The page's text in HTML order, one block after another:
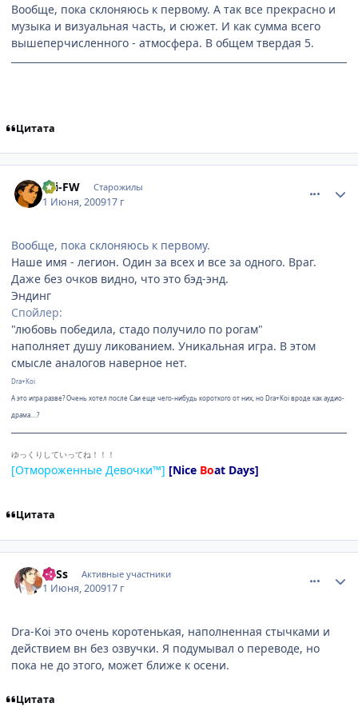
Вообще, пока склоняюсь к первому. А так все прекрасно и
музыка и визуальная часть, и сюжет. И как сумма всего
вышеперчисленного - атмосфера. В общем твердая 5.
Цитата
Fei-FW Старожилы
1 Июня, 200917 г
Вообще, пока склоняюсь к первому.
Наше имя - легион. Один за всех и все за одного. Враг.
Даже без очков видно, что это бэд-энд.
Эндинг
Спойлер:
"любовь победила, стадо получило по рогам"
наполняет душу ликованием. Уникальная игра. В этом
смысле аналогов наверное нет.
Dra+Koi
А это игра разве? Очень хотел после Саи еще чего-нибудь короткого от них, но Dra+Koi вроде как аудио-
драма....?
ゆっくりしていってね！！！
[Отмороженные Девочки™] [Nice Boat Days]
Цитата
LoSs Активные участники
1 Июня, 200917 г
Dra-Koi это очень коротенькая, наполненная стычками и
действием вн без озвучки. Я подумывал о переводе, но
пока не до этого, может ближе к осени.
Цитата